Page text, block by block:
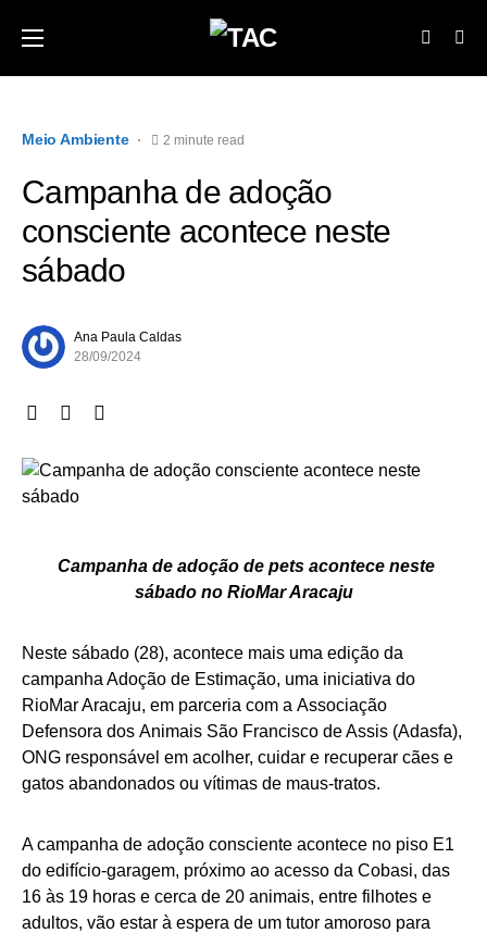
Meio Ambiente 2 minute read
Campanha de adoção
consciente acontece neste
sábado
Ana Paula Caldas
28/09/2024
Campanha de adoção de pets acontece neste
sábado no RioMar Aracaju
Neste sábado (28), acontece mais uma edição da
campanha Adoção de Estimação, uma iniciativa do
RioMar Aracaju, em parceria com a Associação
Defensora dos Animais São Francisco de Assis (Adasfa),
ONG responsável em acolher, cuidar e recuperar cães e
gatos abandonados ou vítimas de maus-tratos.
A campanha de adoção consciente acontece no piso E1
do edifício-garagem, próximo ao acesso da Cobasi, das
16 às 19 horas e cerca de 20 animais, entre filhotes e
adultos, vão estar à espera de um tutor amoroso para